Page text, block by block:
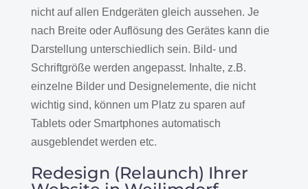
nicht auf allen Endgeräten gleich aussehen. Je
nach Breite oder Auflösung des Gerätes kann die
Darstellung unterschiedlich sein. Bild- und
Schriftgröße werden angepasst. Inhalte, z.B.
einzelne Bilder und Designelemente, die nicht
wichtig sind, können um Platz zu sparen auf
Tablets oder Smartphones automatisch
ausgeblendet werden etc.
Redesign (Relaunch) Ihrer